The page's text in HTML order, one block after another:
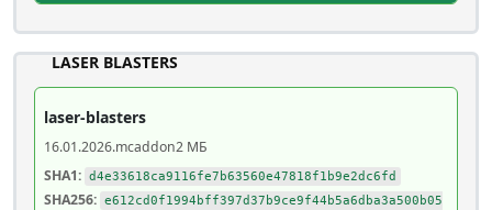
LASER BLASTERS
laser-blasters
16.01.2026.mcaddon2 МБ
SHA1: d4e33618ca9116fe7b63560e47818f1b9e2dc6fd
SHA256: e612cd0f1994bff397d37b9ce9f44b5a6dba3a500b05